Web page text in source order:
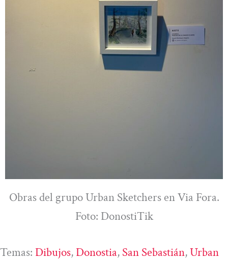
Obras del grupo Urban Sketchers en Via Fora.
Foto: DonostiTik
Temas: Dibujos, Donostia, San Sebastián, Urban